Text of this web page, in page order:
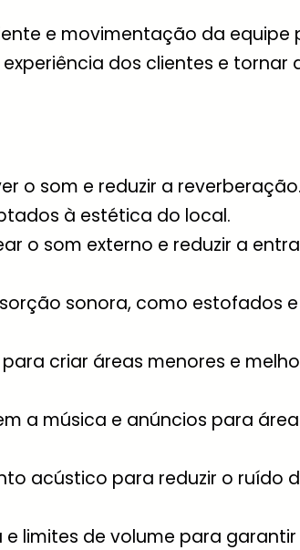
e movimentação da equipe
dos clientes e tornar
o som e reduzir a reverberação.
à estética do local.
o som externo e reduzir a
sonora, como estofados
criar áreas menores e
a música e anúncios para
acústico para reduzir o ruído
limites de volume para